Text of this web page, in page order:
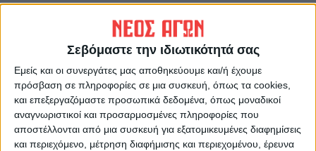
Σεβόμαστε την ιδιωτικότητά σας
Εμείς και οι συνεργάτες μας αποθηκεύουμε και/ή έχουμε
πρόσβαση σε πληροφορίες σε μια συσκευή, όπως τα cookies,
και επεξεργαζόμαστε προσωπικά δεδομένα, όπως μοναδικοί
αναγνωριστικοί και προσαρμοσμένες πληροφορίες που
αποστέλλονται από μια συσκευή για εξατομικευμένες διαφημίσεις
και περιεχόμενο, μέτρηση διαφήμισης και περιεχομένου, έρευνα
Μηχανισμού, συγκεντρώνονται από
κατοίκους των περιοχών του Βορείου
Αιγαίου και της Δυτικής Μακεδονίας.
Συνολικά μέσω του Εξωδικαστικού υπήρξαν
μέχρι στιγμής 38.567 επιτυχείς ρυθμίσεις
οφειλών, συνολικού ύψους 12,7 δισ. ευρώ.
Από τα στοιχεία, η μέση διάρκεια